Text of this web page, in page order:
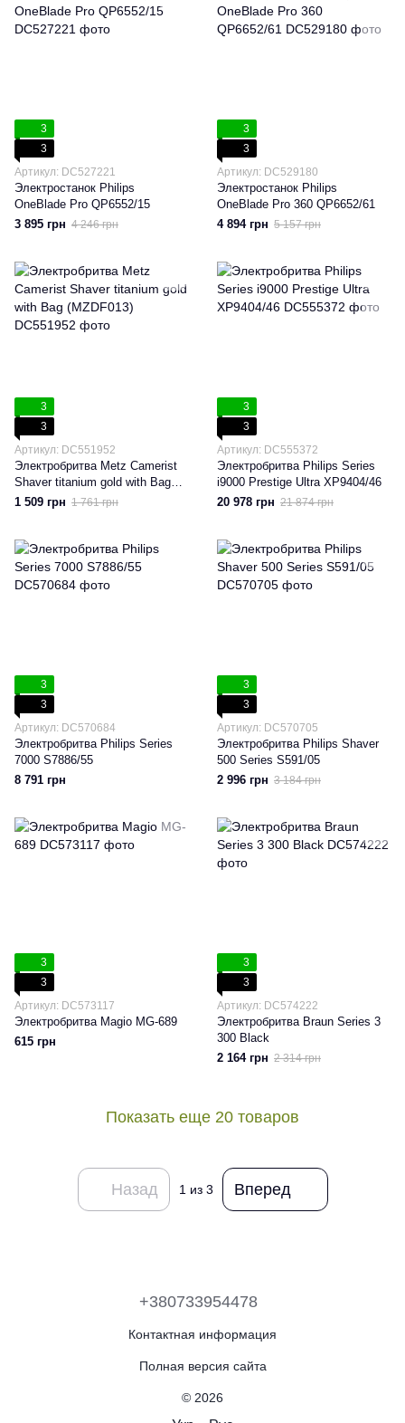
3
3
Артикул: DC527221
Электростанок Philips
OneBlade Pro QP6552/15
3 895 грн 4 246 грн
3
3
Артикул: DC529180
Электростанок Philips
OneBlade Pro 360 QP6652/61
4 894 грн 5 157 грн
3
3
Артикул: DC551952
Электробритва Metz Camerist
Shaver titanium gold with Bag
(MZDF013)
1 509 грн 1 761 грн
3
3
Артикул: DC555372
Электробритва Philips Series
i9000 Prestige Ultra XP9404/46
20 978 грн 21 874 грн
3
3
Артикул: DC570684
Электробритва Philips Series
7000 S7886/55
8 791 грн
3
3
Артикул: DC570705
Электробритва Philips Shaver
500 Series S591/05
2 996 грн 3 184 грн
3
3
Артикул: DC573117
Электробритва Magio MG-689
615 грн
3
3
Артикул: DC574222
Электробритва Braun Series 3
300 Black
2 164 грн 2 314 грн
Показать еще 20 товаров
Назад 1 из 3 Вперед
+380733954478
Контактная информация
Полная версия сайта
© 2026